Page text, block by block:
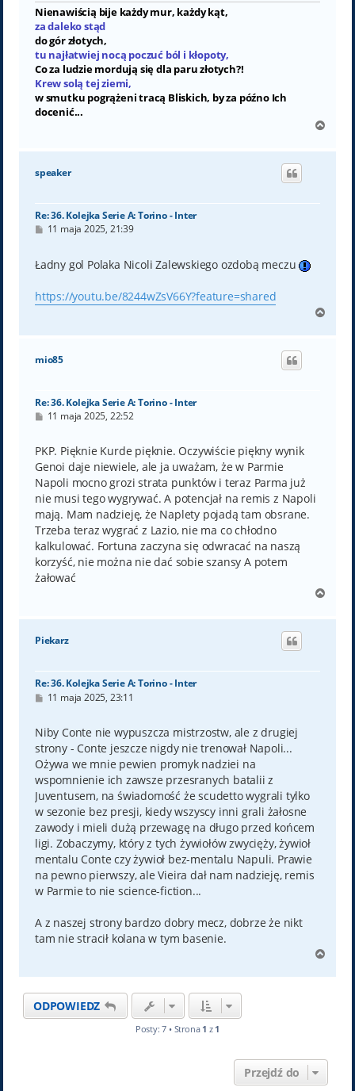
Nienawiścią bije każdy mur, każdy kąt,
za daleko stąd
do gór złotych,
tu najłatwiej nocą poczuć ból i kłopoty,
Co za ludzie mordują się dla paru złotych?!
Krew solą tej ziemi,
w smutku pogrążeni tracą Bliskich, by za późno Ich
docenić...
g
speaker
Re: 36. Kolejka Serie A: Torino - Inter
P
t
11 maja 2025, 21:39
Ładny gol Polaka Nicoli Zalewskiego ozdobą meczu
https://youtu.be/8244wZsV66Y?feature=shared
g
mio85
Re: 36. Kolejka Serie A: Torino - Inter
P
t
11 maja 2025, 22:52
PKP. Pięknie Kurde pięknie. Oczywiście piękny wynik
Genoi daje niewiele, ale ja uważam, że w Parmie
Napoli mocno grozi strata punktów i teraz Parma już
nie musi tego wygrywać. A potencjał na remis z Napoli
mają. Mam nadzieję, że Naplety pojadą tam obsrane.
Trzeba teraz wygrać z Lazio, nie ma co chłodno
kalkulować. Fortuna zaczyna się odwracać na naszą
korzyść, nie można nie dać sobie szansy A potem
żałować
g
Piekarz
Re: 36. Kolejka Serie A: Torino - Inter
P
t
11 maja 2025, 23:11
Niby Conte nie wypuszcza mistrzostw, ale z drugiej
strony - Conte jeszcze nigdy nie trenował Napoli...
Ożywa we mnie pewien promyk nadziei na
wspomnienie ich zawsze przesranych batalii z
Juventusem, na świadomość że scudetto wygrali tylko
w sezonie bez presji, kiedy wszyscy inni grali żałosne
zawody i mieli dużą przewagę na długo przed końcem
ligi. Zobaczymy, który z tych żywiołów zwycięży, żywioł
mentalu Conte czy żywioł bez-mentalu Napuli. Prawie
na pewno pierwszy, ale Vieira dał nam nadzieję, remis
w Parmie to nie science-fiction...
A z naszej strony bardzo dobry mecz, dobrze że nikt
tam nie stracił kolana w tym basenie.
g
ODPOWIEDZ
Posty: 7 • Strona 1 z 1
Przejdź do